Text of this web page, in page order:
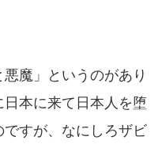
魔」というのがあり
日本に来て日本人を堕
すが、なにしろザビ